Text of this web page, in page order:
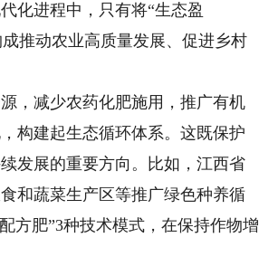
化进程中，只有将“生态盈
推动农业高质量发展、促进乡村
，减少农药化肥施用，推广有机
构建起生态循环体系。这既保护
发展的重要方向。比如，江西省
和蔬菜生产区等推广绿色种养循
方肥”3种技术模式，在保持作物增